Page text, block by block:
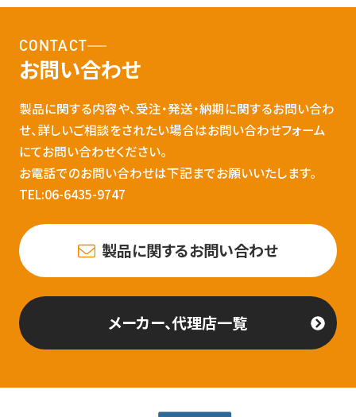
CONTACT
お問い合わせ
製品に関する内容や、受注・発送・納期に関するお問い合わ
せ、詳しいご相談をされたい場合はお問い合わせフォーム
にてお問い合わせください。
お電話でのお問い合わせは下記までお願いいたします。
TEL:06-6435-9747
製品に関するお問い合わせ
メーカー、代理店一覧